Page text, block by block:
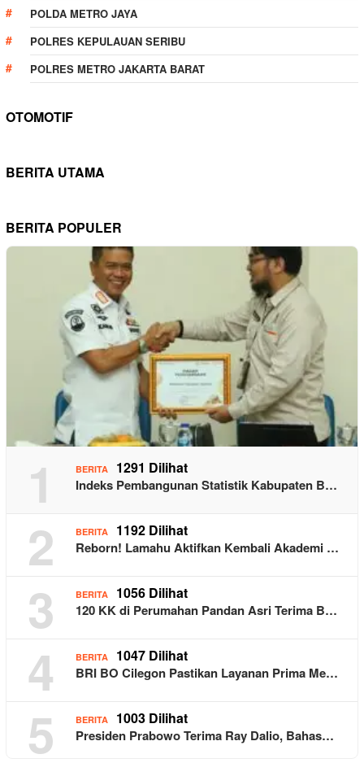
POLDA METRO JAYA
POLRES KEPULAUAN SERIBU
POLRES METRO JAKARTA BARAT
OTOMOTIF
BERITA UTAMA
BERITA POPULER
1 BERITA 1291 Dilihat
Indeks Pembangunan Statistik Kabupaten B…
2 BERITA 1192 Dilihat
Reborn! Lamahu Aktifkan Kembali Akademi …
3 BERITA 1056 Dilihat
120 KK di Perumahan Pandan Asri Terima B…
4 BERITA 1047 Dilihat
BRI BO Cilegon Pastikan Layanan Prima Me…
5 BERITA 1003 Dilihat
Presiden Prabowo Terima Ray Dalio, Bahas…